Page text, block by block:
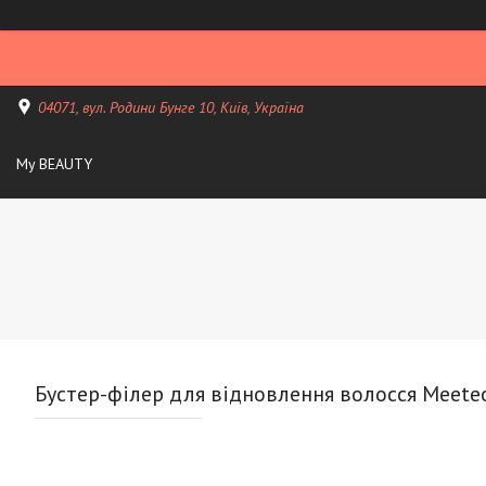
04071, вул. Родини Бунге 10, Київ, Україна
My BEAUTY
Бустер-філер для відновлення волосся